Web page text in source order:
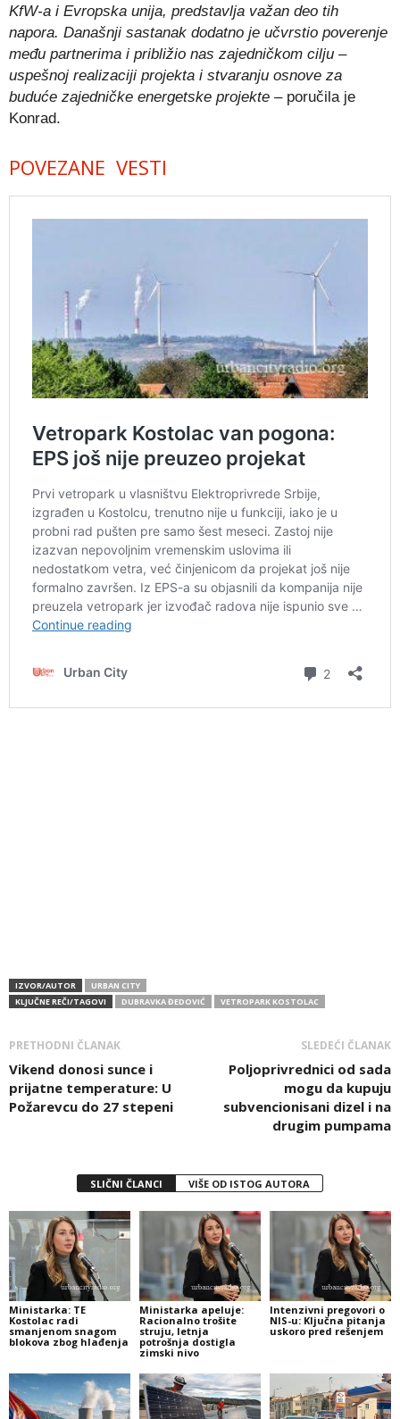
KfW-a i Evropska unija, predstavlja važan deo tih
napora. Današnji sastanak dodatno je učvrstio poverenje
među partnerima i približio nas zajedničkom cilju –
uspešnoj realizaciji projekta i stvaranju osnove za
buduće zajedničke energetske projekte – poručila je
Konrad.
POVEZANE VESTI
IZVOR/AUTOR
URBAN CITY
KLJUČNE REČI/TAGOVI
DUBRAVKA ĐEDOVIĆ VETROPARK KOSTOLAC
PRETHODNI ČLANAK
Vikend donosi sunce i
prijatne temperature: U
Požarevcu do 27 stepeni
SLEDEĆI ČLANAK
Poljoprivrednici od sada
mogu da kupuju
subvencionisani dizel i na
drugim pumpama
SLIČNI ČLANCI VIŠE OD ISTOG AUTORA
Ministarka: TE
Kostolac radi
smanjenom snagom
blokova zbog hlađenja
Ministarka apeluje:
Racionalno trošite
struju, letnja
potrošnja dostigla
zimski nivo
Intenzivni pregovori o
NIS-u: Ključna pitanja
uskoro pred rešenjem